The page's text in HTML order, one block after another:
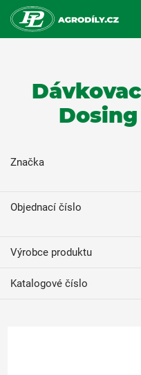
Značka
Objednací číslo
Výrobce produktu
Katalogové číslo